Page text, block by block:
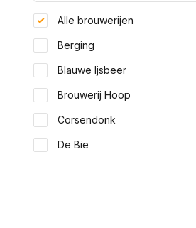
Alle brouwerijen
Berging
Blauwe Ijsbeer
Brouwerij Hoop
Corsendonk
De Bie